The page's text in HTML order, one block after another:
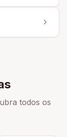
todos os